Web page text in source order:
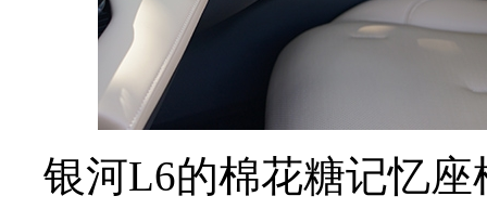
银河L6的棉花糖记忆